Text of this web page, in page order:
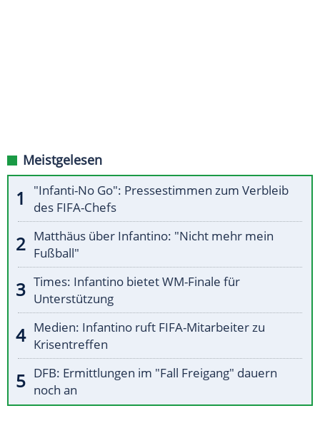
Meistgelesen
"Infanti-No Go": Pressestimmen zum Verbleib
des FIFA-Chefs
Matthäus über Infantino: "Nicht mehr mein
Fußball"
Times: Infantino bietet WM-Finale für
Unterstützung
Medien: Infantino ruft FIFA-Mitarbeiter zu
Krisentreffen
DFB: Ermittlungen im "Fall Freigang" dauern
noch an